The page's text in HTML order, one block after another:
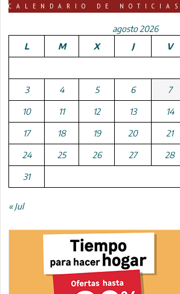
CALENDARIO DE NOTICIAS
agosto 2026
L
M X J V
3 4 5 6 7
10 11 12 13 14
17 18 19 20 21
24 25 26 27 28
31
« Jul